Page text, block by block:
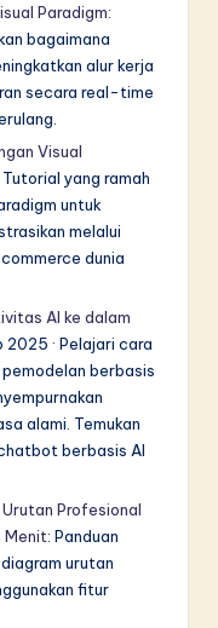
Paradigm:
bagaimana
alur kerja
secara real-time
Visual
Tutorial yang ramah
untuk
melalui
dunia
AI ke dalam
2025 · Pelajari cara
berbasis
alami. Temukan
berbasis AI
Profesional
Menit: Panduan
urutan
fitur